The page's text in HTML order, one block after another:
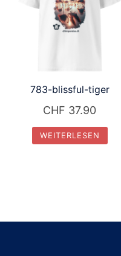
783-blissful-tiger
CHF 37.90
WEITERLESEN